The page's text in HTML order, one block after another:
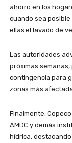
ahorro en los
cuando sea
ellas el lavado de
Las autoridades
próximas
contingencia para
zonas más
Finalmente,
AMDC y demás
hídrica,